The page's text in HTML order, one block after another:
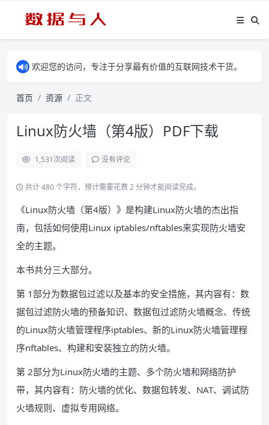
欢迎您的访问，专注于分享最有价值的互联网技术干货。
首页 资源 正文
Linux防火墙（第4版）PDF下载
1,531次阅读 没有评论
共计 480 个字符，预计需要花费 2 分钟才能阅读完成。
《Linux防火墙（第4版）》是构建Linux防火墙的杰出指
南，包括如何使用Linux iptables/nftables来实现防火墙安
全的主题。
本书共分三大部分。
第 1部分为数据包过滤以及基本的安全措施，其内容有：数
据包过滤防火墙的预备知识、数据包过滤防火墙概念、传统
的Linux防火墙管理程序iptables、新的Linux防火墙管理程
序nftables、构建和安装独立的防火墙。
第 2部分为Linux防火墙的主题、多个防火墙和网络防护
带，其内容有：防火墙的优化、数据包转发、NAT、调试防
火墙规则、虚拟专用网络。